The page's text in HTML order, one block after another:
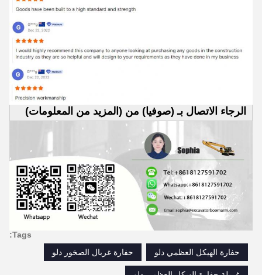
الرجاء الاتصال بـ (صوفيا) من (المزيد من المعلومات)
Tags:
حفارة الهيكل العظمي دلو
حفارة غربال الصخور دلو